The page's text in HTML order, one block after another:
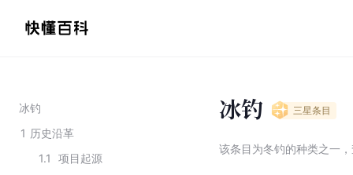
冰钓
1 历史沿革
1.1
项目起源
冰钓 三星条目
该条目为冬钓的种类之一 ，